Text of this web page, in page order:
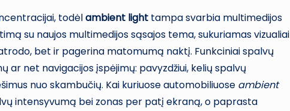
todėlambient light tampa svarbia multimedijos
su naujos multimedijos sąsajos tema, sukuriamas vizualiai
bet ir pagerina matomumą naktį. Funkciniai spalvų
ar net navigacijos įspėjimų: pavyzdžiui, kelių spalvų
nuo skambučių. Kai kuriuose automobiliuose ambient
intensyvumą bei zonas per patį ekraną, o paprasta